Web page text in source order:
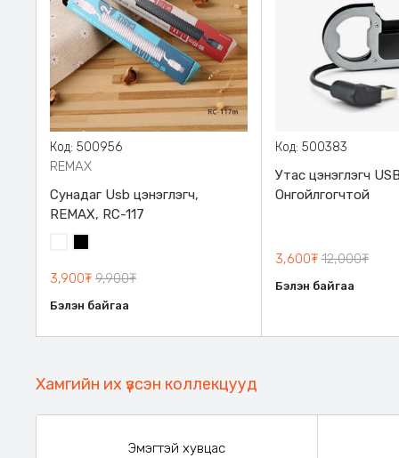
Код: 500956
REMAX
Сунадаг Usb цэнэглэгч,
REMAX, RC-117
3,900₮ 9,900₮
Бэлэн байгаа
Код: 500383
Утас цэнэглэгч
Онгойлгогчтой
3,600₮ 12,000₮
Бэлэн байгаа
Хамгийн их үзсэн коллекцууд
Эмэгтэй хувцас